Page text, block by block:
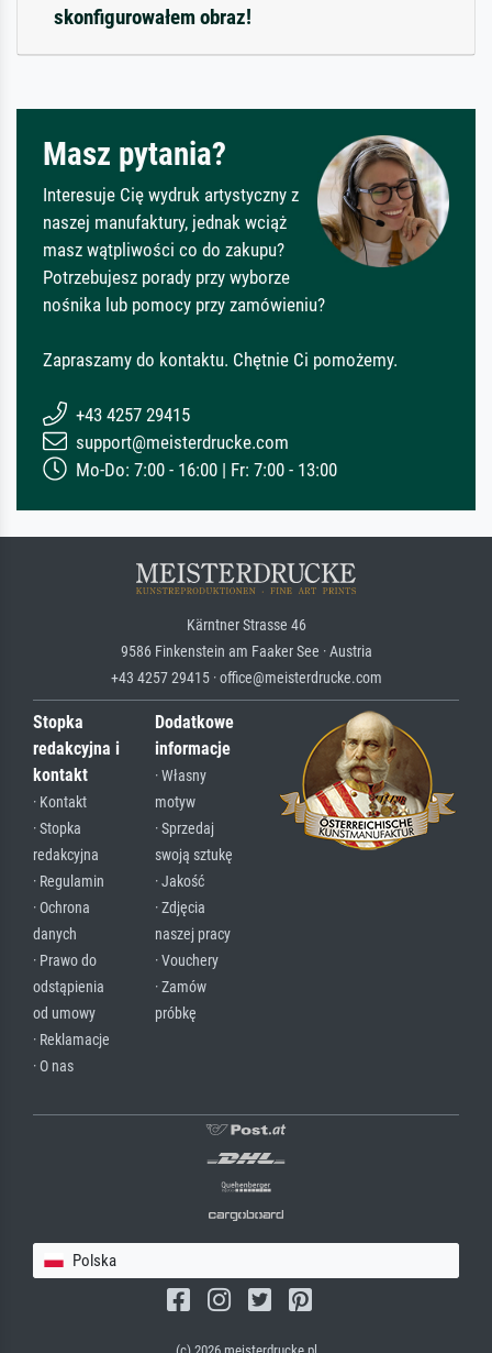
skonfigurowałem obraz!
Masz pytania?
Interesuje Cię wydruk artystyczny z
naszej manufaktury, jednak wciąż
masz wątpliwości co do zakupu?
Potrzebujesz porady przy wyborze
nośnika lub pomocy przy zamówieniu?
Zapraszamy do kontaktu. Chętnie Ci pomożemy.
+43 4257 29415
support@meisterdrucke.com
Mo-Do: 7:00 - 16:00 | Fr: 7:00 - 13:00
Kärntner Strasse 46
9586 Finkenstein am Faaker See · Austria
+43 4257 29415 · office@meisterdrucke.com
Stopka
redakcyjna i
kontakt
· Kontakt
· Stopka
redakcyjna
· Regulamin
· Ochrona
danych
· Prawo do
odstąpienia
od umowy
· Reklamacje
· O nas
Dodatkowe
informacje
· Własny
motyw
· Sprzedaj
swoją sztukę
· Jakość
· Zdjęcia
naszej pracy
· Vouchery
· Zamów
próbkę
Polska